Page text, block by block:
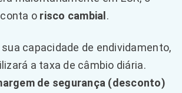
o risco cambial .
capacidade de endividamento,
a taxa de câmbio diária.
de segurança (desconto)